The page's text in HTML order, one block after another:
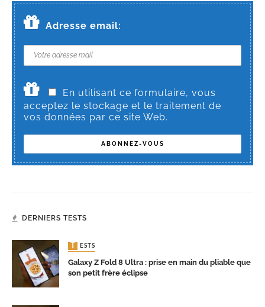
Adresse email:
En utilisant ce formulaire, vous
acceptez le stockage et le traitement de
vos données par ce site Web.
DERNIERS TESTS
TESTS
Galaxy Z Fold 8 Ultra : prise en main du pliable que
son petit frère éclipse